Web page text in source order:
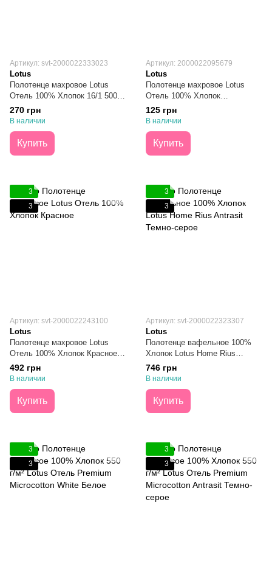
Артикул: svt-2000022333023
Lotus
Полотенце махровое Lotus
Отель 100% Хлопок 16/1 500 г/
м² Черное 50х90
270 грн
В наличии
Купить
Артикул: 2000022095679
Lotus
Полотенце махровое Lotus
Отель 100% Хлопок
Персиковое 40х70
125 грн
В наличии
Купить
3
3
Артикул: svt-2000022243100
Lotus
Полотенце махровое Lotus
Отель 100% Хлопок Красное
70х140
492 грн
В наличии
Купить
3
3
Артикул: svt-2000022323307
Lotus
Полотенце вафельное 100%
Хлопок Lotus Home Rius
Antrasit Темно-серое 50х100
746 грн
В наличии
Купить
3
3
3
3